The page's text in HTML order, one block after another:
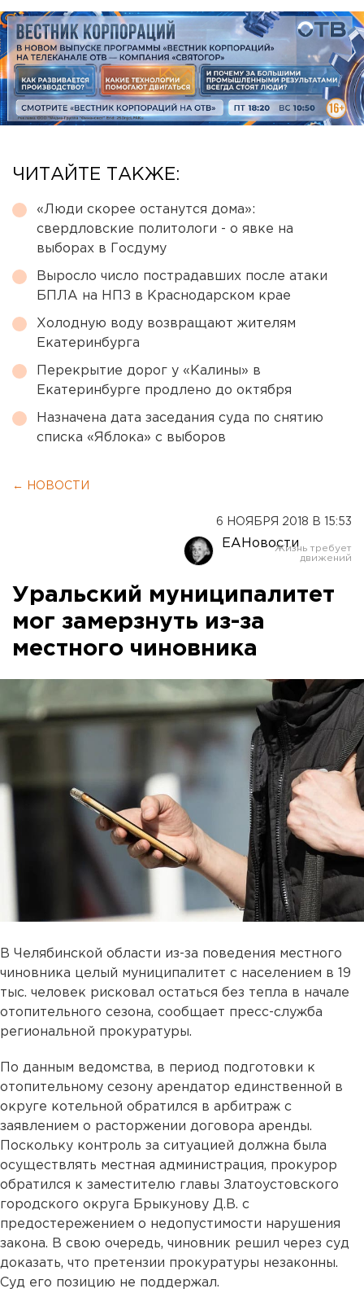
ЧИТАЙТЕ ТАКЖЕ:
«Люди скорее останутся дома»:
свердловские политологи - о явке на
выборах в Госдуму
Выросло число пострадавших после атаки
БПЛА на НПЗ в Краснодарском крае
Холодную воду возвращают жителям
Екатеринбурга
Перекрытие дорог у «Калины» в
Екатеринбурге продлено до октября
Назначена дата заседания суда по снятию
списка «Яблока» с выборов
← НОВОСТИ
6 НОЯБРЯ 2018 В 15:53
ЕАНовости
Уральский муниципалитет
мог замерзнуть из-за
местного чиновника
В Челябинской области из-за поведения местного
чиновника целый муниципалитет с населением в 19
тыс. человек рисковал остаться без тепла в начале
отопительного сезона, сообщает пресс-служба
региональной прокуратуры.
По данным ведомства, в период подготовки к
отопительному сезону арендатор единственной в
округе котельной обратился в арбитраж с
заявлением о расторжении договора аренды.
Поскольку контроль за ситуацией должна была
осуществлять местная администрация, прокурор
обратился к заместителю главы Златоустовского
городского округа Брыкунову Д.В. с
предостережением о недопустимости нарушения
закона. В свою очередь, чиновник решил через суд
доказать, что претензии прокуратуры незаконны.
Суд его позицию не поддержал.